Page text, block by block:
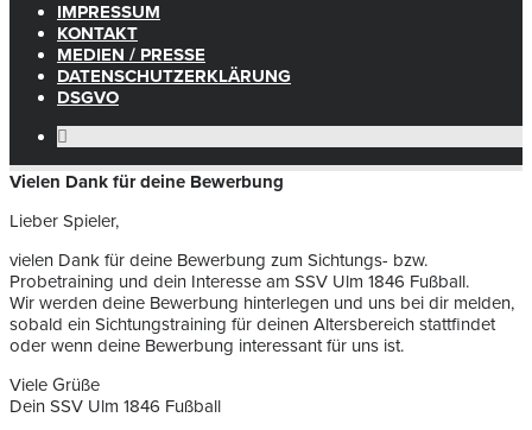
IMPRESSUM
KONTAKT
MEDIEN / PRESSE
DATENSCHUTZERKLÄRUNG
DSGVO
Vielen Dank für deine Bewerbung
Lieber Spieler,
vielen Dank für deine Bewerbung zum Sichtungs- bzw.
Probetraining und dein Interesse am SSV Ulm 1846 Fußball.
Wir werden deine Bewerbung hinterlegen und uns bei dir melden,
sobald ein Sichtungstraining für deinen Altersbereich stattfindet
oder wenn deine Bewerbung interessant für uns ist.
Viele Grüße
Dein SSV Ulm 1846 Fußball